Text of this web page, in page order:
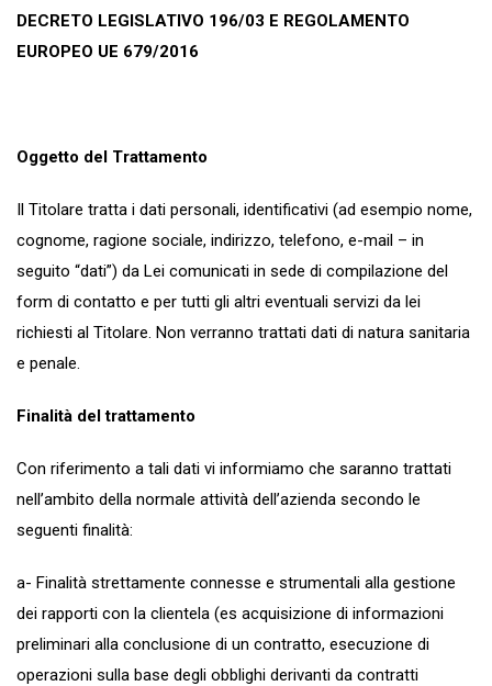
DECRETO LEGISLATIVO 196/03 E REGOLAMENTO
EUROPEO UE 679/2016
Oggetto del Trattamento
Il Titolare tratta i dati personali, identificativi (ad esempio nome,
cognome, ragione sociale, indirizzo, telefono, e-mail – in
seguito “dati”) da Lei comunicati in sede di compilazione del
form di contatto e per tutti gli altri eventuali servizi da lei
richiesti al Titolare. Non verranno trattati dati di natura sanitaria
e penale.
Finalità del trattamento
Con riferimento a tali dati vi informiamo che saranno trattati
nell’ambito della normale attività dell’azienda secondo le
seguenti finalità:
a- Finalità strettamente connesse e strumentali alla gestione
dei rapporti con la clientela (es acquisizione di informazioni
preliminari alla conclusione di un contratto, esecuzione di
operazioni sulla base degli obblighi derivanti da contratti